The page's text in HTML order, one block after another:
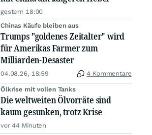
gestern 18:00
Chinas Käufe bleiben aus
Trumps "goldenes Zeitalter" wird
für Amerikas Farmer zum
Milliarden-Desaster
04.08.26, 18:59 4 Kommentare
Ölkrise mit vollen Tanks
Die weltweiten Ölvorräte sind
kaum gesunken, trotz Krise
vor 44 Minuten